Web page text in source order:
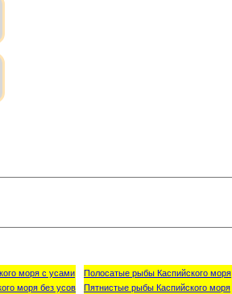
моря с усами
моря без усов
Полосатые рыбы Каспийского моря
Пятнистые рыбы Каспийского моря